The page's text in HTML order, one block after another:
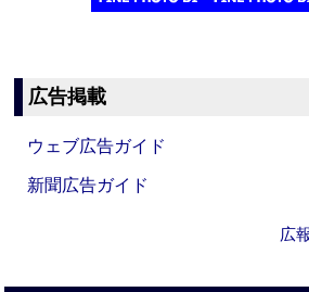
広告掲載
ウェブ広告ガイド
新聞広告ガイド
広